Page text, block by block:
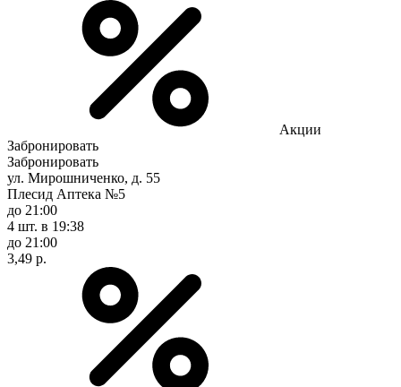
Акции
Забронировать
Забронировать
ул. Мирошниченко, д. 55
Плесид Аптека №5
до 21:00
4 шт. в 19:38
до 21:00
3,49 р.